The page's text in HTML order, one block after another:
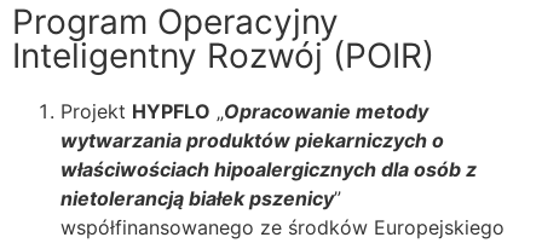
Program Operacyjny
Inteligentny Rozwój (POIR)
Projekt HYPFLO „Opracowanie metody
wytwarzania produktów piekarniczych o
właściwościach hipoalergicznych dla osób z
nietolerancją białek pszenicy”
współfinansowanego ze środków Europejskiego